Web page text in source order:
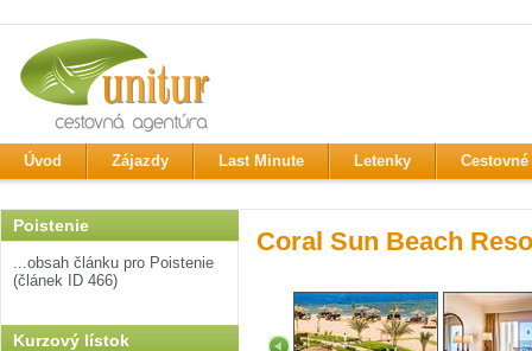
Úvod Zájazdy Last Minute Letenky
Poistenie
...obsah článku pro Poistenie
(článek ID 466)
Kurzový lístok
Coral Sun Beach